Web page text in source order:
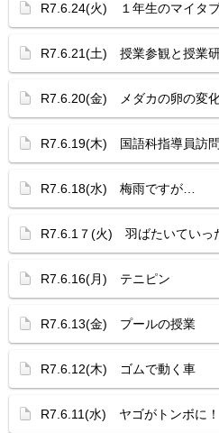
R7.6.24(火) １年生のマイタ
R7.6.21(土) 授業参観と授業
R7.6.20(金) メダカの卵の変
R7.6.19(木) 国語科指導員訪問
R7.6.18(水) 梅雨ですが…
R7.6.1７(火) 羽ばたいていっ
R7.6.16(月) テニピン
R7.6.13(金) プールの授業
R7.6.12(木) ゴムで動く車
R7.6.11(水) ヤゴがトンボに！